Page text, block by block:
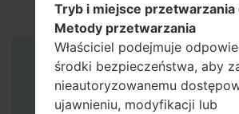
Tryb i miejsce przetwarzania
Metody przetwarzania
Właściciel podejmuje
środki bezpieczeństwa, aby
nieautoryzowanemu
ujawnieniu, modyfikacji lub